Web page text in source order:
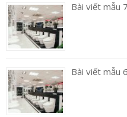
Bài viết mẫu 7
Bài viết mẫu 6